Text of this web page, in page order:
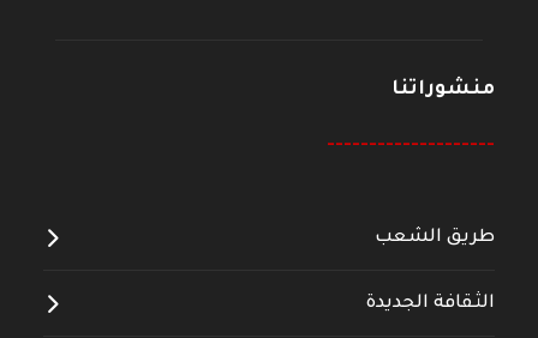
منشوراتنا
--------------------
طريق الشعب
الثقافة الجديدة